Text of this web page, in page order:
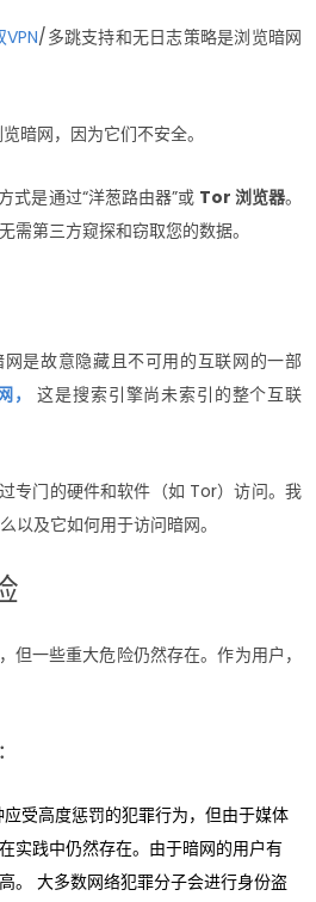
VPN/多跳支持和无日志策略是浏览暗网
暗网，因为它们不安全。
式是通过“洋葱路由器”或 Tor 浏览器。
需第三方窥探和窃取您的数据。
是故意隐藏且不可用的互联网的一部
，
这是搜索引擎尚未索引的整个互联
专门的硬件和软件（如 Tor）访问。我
以及它如何用于访问暗网。
但一些重大危险仍然存在。作为用户，
受高度惩罚的犯罪行为，但由于媒体
实践中仍然存在。由于暗网的用户有
。 大多数网络犯罪分子会进行身份盗